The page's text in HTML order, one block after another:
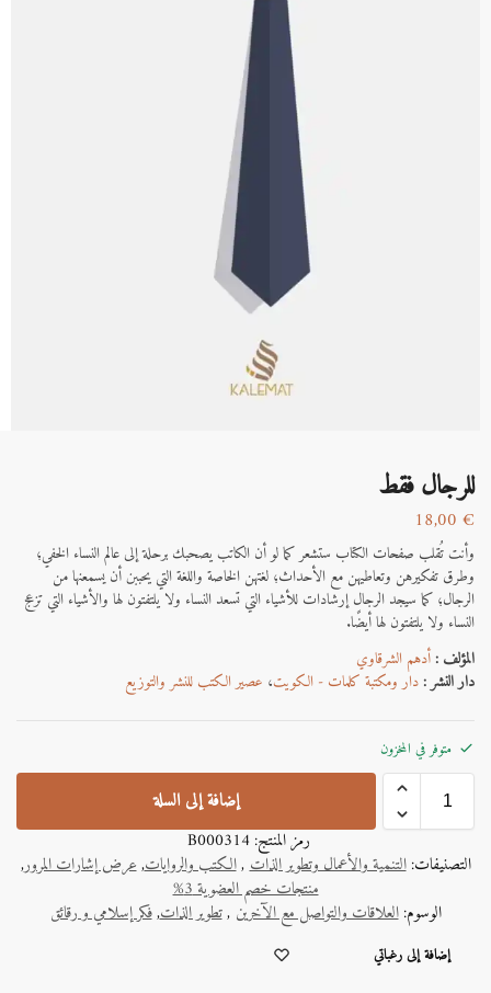
للرجال فقط
18,00 €
وأنت تُقلب صفحات الكتاب ستشعر كما لو أن الكاتب يصحبك برحلة إلى عالم النساء الخفي؛
وطرق تفكيرهن وتعاطيهن مع الأحداث؛ لغتهن الخاصة واللغة التي يحببن أن يسمعنها من
الرجال؛ كما سيجد الرجال إرشادات للأشياء التي تسعد النساء ولا يلتفتون لها والأشياء التي تزعج
النساء ولا يلتفتون لها أيضًا.
المؤلف :أدهم الشرقاوي
دار النشر :دار ومكتبة كلمات - الكويت، عصير الكتب للنشر والتوزيع
متوفر في المخزون
إضافة إلى السلة
رمز المنتج: B000314
التصنيفات:التنمية والأعمال وتطوير الذات,الكتب والروايات,عرض إشارات المرور,
منتجات خصم العضوية 3%
الوسوم:العلاقات والتواصل مع الآخرين ,تطوير الذات,فكر إسلامي و رقائق
إضافة إلى رغباتي